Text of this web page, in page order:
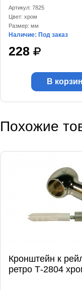
Артикул: 7825
Цвет: хром
Размер: мм
Наличие: Под заказ
228
В
Похожие
Кронштейн к
ретро Т-2804